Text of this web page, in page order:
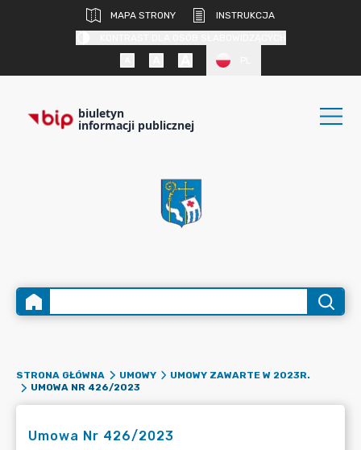
MAPA STRONY
INSTRUKCJA
biuletyn
informacji publicznej
STRONA GŁÓWNA UMOWY
UMOWY ZAWARTE W 2023R.
UMOWA NR 426/2023
Umowa Nr 426/2023